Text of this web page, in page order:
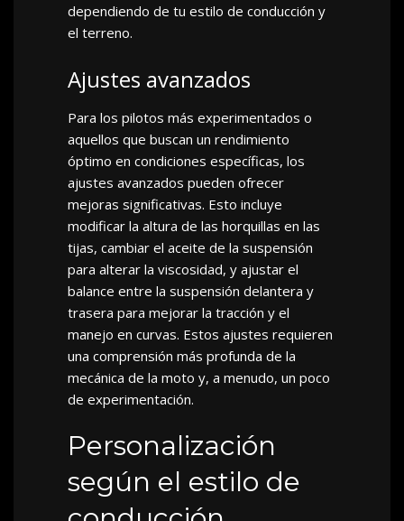
dependiendo de tu estilo de conducción y
el terreno.
Ajustes avanzados
Para los pilotos más experimentados o
aquellos que buscan un rendimiento
óptimo en condiciones específicas, los
ajustes avanzados pueden ofrecer
mejoras significativas. Esto incluye
modificar la altura de las horquillas en las
tijas, cambiar el aceite de la suspensión
para alterar la viscosidad, y ajustar el
balance entre la suspensión delantera y
trasera para mejorar la tracción y el
manejo en curvas. Estos ajustes requieren
una comprensión más profunda de la
mecánica de la moto y, a menudo, un poco
de experimentación.
Personalización
según el estilo de